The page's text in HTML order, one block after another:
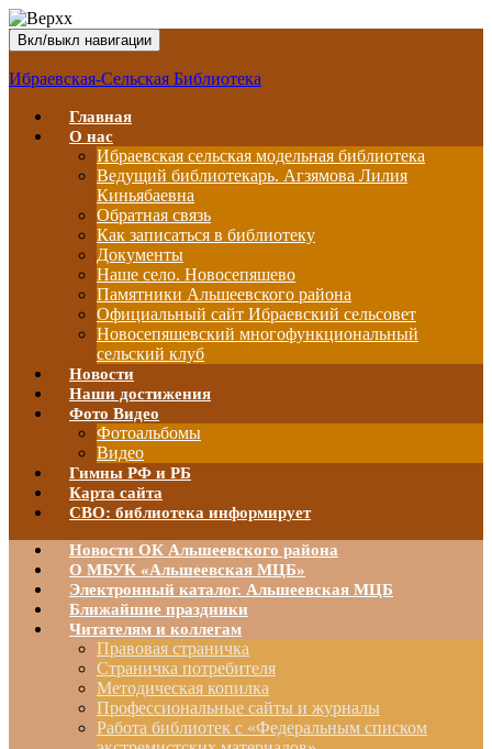
Вкл/выкл навигации
Ибраевская-Сельская Библиотека
Главная
О нас
Ибраевская сельская модельная библиотека
Ведущий библиотекарь. Агзямова Лилия
Киньябаевна
Обратная связь
Как записаться в библиотеку
Документы
Наше село. Новосепяшево
Памятники Альшеевского района
Официальный сайт Ибраевский сельсовет
Новосепяшевский многофункциональный
сельский клуб
Новости
Наши достижения
Фото Видео
Фотоальбомы
Видео
Гимны РФ и РБ
Карта сайта
СВО: библиотека информирует
Новости ОК Альшеевского района
О МБУК «Альшеевская МЦБ»
Электронный каталог. Альшеевская МЦБ
Ближайшие праздники
Читателям и коллегам
Правовая страничка
Страничка потребителя
Методическая копилка
Профессиональные сайты и журналы
Работа библиотек с «Федеральным списком